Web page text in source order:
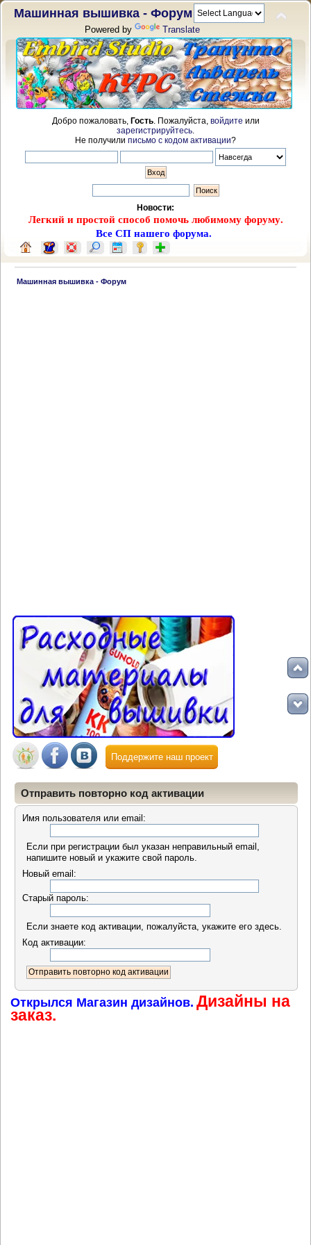
Машинная вышивка - Форум
Powered by Translate
Добро пожаловать, Гость. Пожалуйста, войдите или
зарегистрируйтесь
Не получили письмо с кодом активации?
Новости:
Легкий и простой способ помочь любимому форуму.
Все СП нашего форума.
Машинная вышивка - Форум
Поддержите наш проект
Отправить повторно код активации
Имя пользователя или email:
Если при регистрации был указан неправильный email,
напишите новый и укажите свой пароль.
Новый email:
Старый пароль:
Если знаете код активации, пожалуйста, укажите его здесь.
Код активации:
Открылся Магазин дизайнов. Дизайны на
заказ.